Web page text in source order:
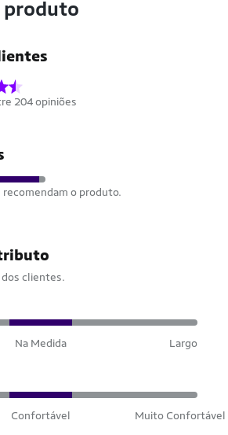
produto
204 opiniões
o produto.
dos clientes.
Na Medida Largo
Confortável Muito Confortável